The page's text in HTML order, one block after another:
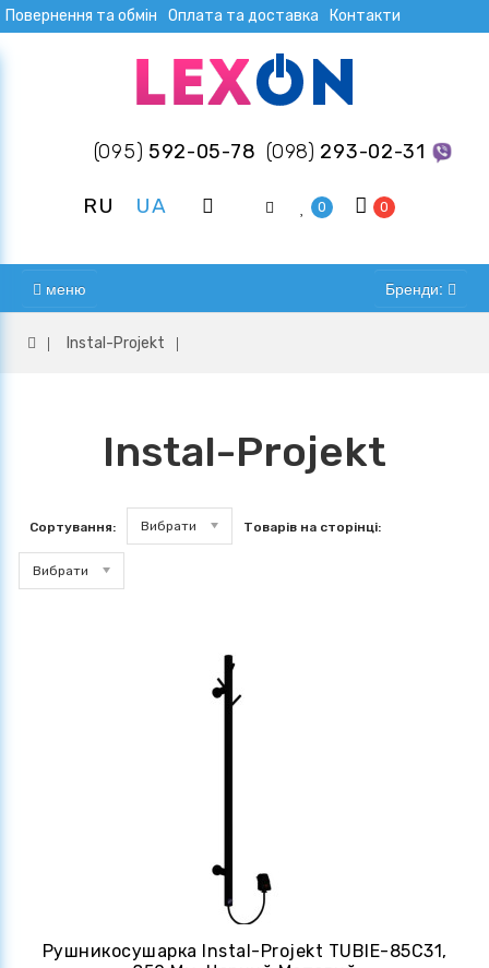
Повернення та обмін Оплата та доставка Контакти
(095) 592-05-78 (098) 293-02-31
RU UA 0 0
меню Бренди:
Instal-Projekt
Instal-Projekt
Сортування: Вибрати Товарів на сторінці:
Вибрати
Рушникосушарка Instal-Projekt TUBIE-85C31,